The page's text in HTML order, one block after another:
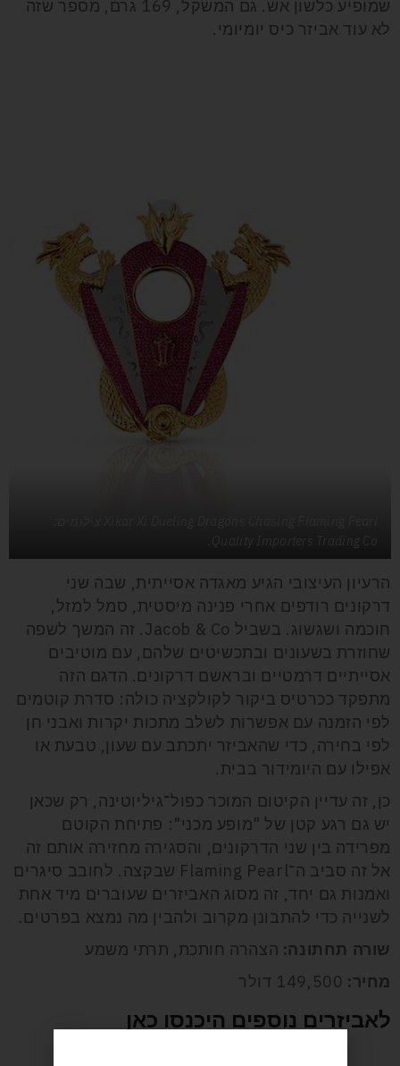
שמופיע כלשון אש. גם המשקל, 169 גרם, מספר שזה
לא עוד אביזר כיס יומיומי.
הרעיון העיצובי הגיע מאגדה אסייתית, שבה שני
דרקונים רודפים אחרי פנינה מיסטית, סמל למזל,
חוכמה ושגשוג. בשביל Jacob & Co. זה המשך לשפה
שחוזרת בשעונים ובתכשיטים שלהם, עם מוטיבים
אסייתיים דרמטיים ובראשם דרקונים. הדגם הזה
מתפקד ככרטיס ביקור לקולקציה כולה: סדרת קוטמים
לפי הזמנה עם אפשרות לשלב מתכות יקרות ואבני חן
לפי בחירה, כדי שהאביזר יתכתב עם שעון, טבעת או
אפילו עם היומידור בבית.
כן, זה עדיין הקיטום המוכר כפול־גיליוטינה, רק שכאן
יש גם רגע קטן של "מופע מכני": פתיחת הקוטם
מפרידה בין שני הדרקונים, והסגירה מחזירה אותם זה
אל זה סביב ה־Flaming Pearl שבקצה. לחובב סיגרים
ואמנות גם יחד, זה מסוג האביזרים שעוברים מיד אחת
לשנייה כדי להתבונן מקרוב ולהבין מה נמצא בפרטים.
שורה תחתונה: הצהרה חותכת, תרתי משמע
מחיר:
לאביזרים נוספים היכנסו כאן